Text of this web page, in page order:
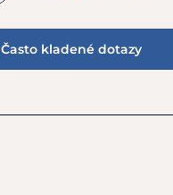
Často kladené dotazy